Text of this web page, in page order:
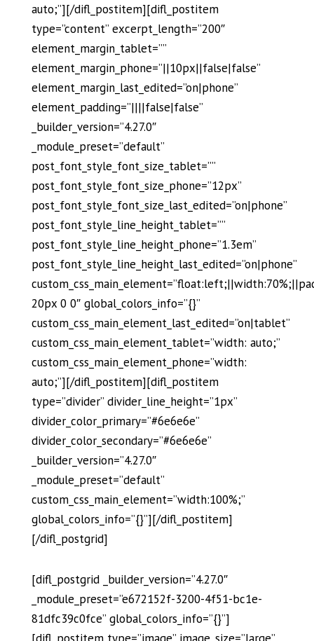
auto;”][/difl_postitem][difl_postitem
type=”content” excerpt_length=”200″
element_margin_tablet=””
element_margin_phone=”||10px||false|false”
element_margin_last_edited=”on|phone”
element_padding=”||||false|false”
_builder_version=”4.27.0″
_module_preset=”default”
post_font_style_font_size_tablet=””
post_font_style_font_size_phone=”12px”
post_font_style_font_size_last_edited=”on|phone”
post_font_style_line_height_tablet=””
post_font_style_line_height_phone=”1.3em”
post_font_style_line_height_last_edited=”on|phone”
20px 0 0″ global_colors_info=”{}”
custom_css_main_element_last_edited=”on|tablet”
custom_css_main_element_tablet=”width: auto;”
custom_css_main_element_phone=”width:
auto;”][/difl_postitem][difl_postitem
type=”divider” divider_line_height=”1px”
divider_color_primary=”#6e6e6e”
divider_color_secondary=”#6e6e6e”
_builder_version=”4.27.0″
_module_preset=”default”
custom_css_main_element=”width:100%;”
global_colors_info=”{}”][/difl_postitem]
[/difl_postgrid]
[difl_postgrid _builder_version=”4.27.0″
_module_preset=”e672152f-3200-4f51-bc1e-
81dfc39c0fce” global_colors_info=”{}”]